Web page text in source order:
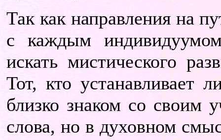
Так как направления на
с каждым
искать мистического
Тот, кто устанавливает
близко знаком со своим
слова, но в духовном